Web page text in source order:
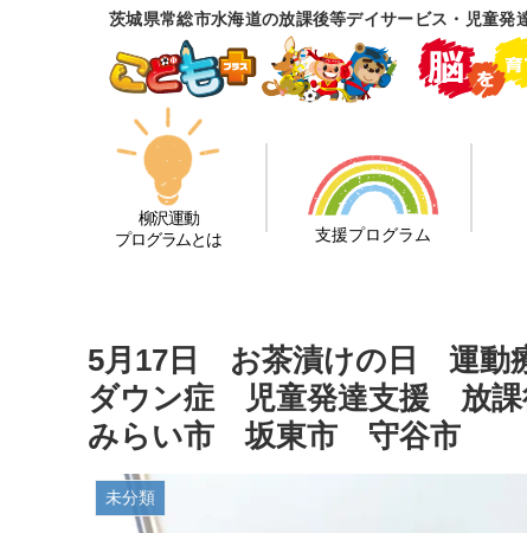
茨城県常総市水海道の放課後等デイサービス・児童
柳沢運動
プログラムとは
支援プログラム
5月17日 お茶漬けの日 運
ダウン症 児童発達支援 放
みらい市 坂東市 守谷市
未分類